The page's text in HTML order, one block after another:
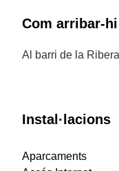
Com arribar-hi
Al barri de la
Instal·lacions
Aparcaments